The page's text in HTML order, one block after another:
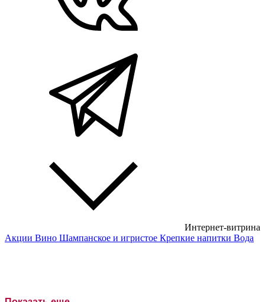
Интернет-витрина
Акции Вино Шампанское и игристое Крепкие напитки Вода